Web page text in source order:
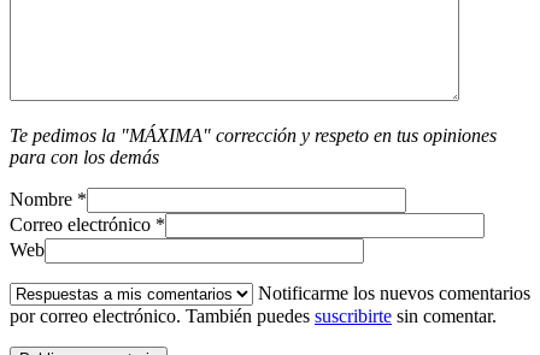
Te pedimos la "MÁXIMA" corrección y respeto en tus opiniones
para con los demás
Nombre *
Correo electrónico *
Web
Notificarme los nuevos comentarios
por correo electrónico. También puedes suscribirte sin comentar.